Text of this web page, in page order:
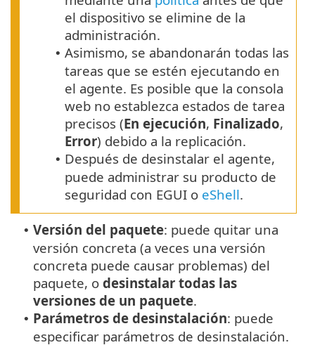
el dispositivo se elimine de la
administración.
• Asimismo, se abandonarán todas las
tareas que se estén ejecutando en
el agente. Es posible que la consola
web no establezca estados de tarea
precisos (En ejecución, Finalizado,
Error) debido a la replicación.
• Después de desinstalar el agente,
puede administrar su producto de
seguridad con EGUI o eShell.
• Versión del paquete: puede quitar una
versión concreta (a veces una versión
concreta puede causar problemas) del
paquete, o desinstalar todas las
versiones de un paquete.
• Parámetros de desinstalación: puede
especificar parámetros de desinstalación.